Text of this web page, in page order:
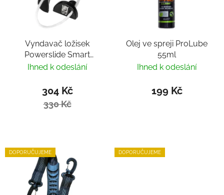
Vyndavač ložisek
Powerslide Smart
Bearing Remover by
Ihned k odeslání
304 Kč
330 Kč
Olej ve spreji ProLube
55ml
Ihned k odeslání
199 Kč
DOPORUČUJEME DOPORUČUJEME